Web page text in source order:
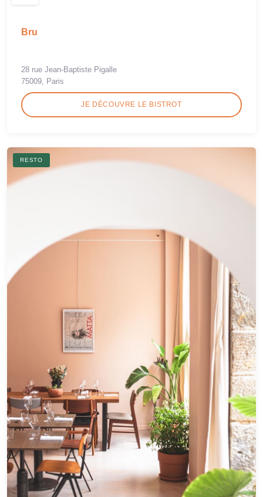
Bru
28 rue Jean-Baptiste Pigalle
75009, Paris
JE DÉCOUVRE LE BISTROT
RESTO